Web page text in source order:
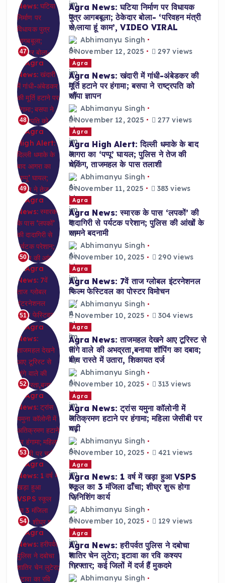
47
Agra News: घटिया निर्माण पर विधायक
पुत्र आगबबूला; ठेकेदार बोला- ‘परिवहन मंत्री
से लाया हूं काम’, VIDEO VIRAL
Abhimanyu Singh
November 12, 2025
297 views
48
Agra
Agra News: खंदारी में गांधी-अंबेडकर की
मूर्ति हटाने पर हंगामा; बसपा ने राष्ट्रपति को
सौंपा ज्ञापन
Abhimanyu Singh
November 12, 2025
277 views
49
Agra
Agra High Alert: दिल्ली धमाके के बाद
आगरा का ‘पप्पू’ घायल; पुलिस ने तेज की
चेकिंग, ताजमहल के पास तलाशी
Abhimanyu Singh
November 11, 2025
383 views
50
Agra
Agra News: स्मारक के पास ‘लपकों’ की
दादागिरी से पर्यटक परेशान; पुलिस की आंखों के
सामने बदनामी
Abhimanyu Singh
November 10, 2025
290 views
51
Agra
Agra News: 7वें ताज ग्लोबल इंटरनेशनल
फिल्म फेस्टिवल का पोस्टर विमोचन
Abhimanyu Singh
November 10, 2025
304 views
52
Agra
Agra News: ताजमहल देखने आए टूरिस्ट से
तांगे वाले की अभद्रता,बनाया शॉपिंग का दबाव;
बीच रास्ते में उतारा, शिकायत दर्ज
Abhimanyu Singh
November 10, 2025
313 views
53
Agra
Agra News: ट्रांस यमुना कॉलोनी में
अतिक्रमण हटाने पर हंगामा; महिला जेसीबी पर
चढ़ी
Abhimanyu Singh
November 10, 2025
421 views
54
Agra
Agra News: 1 वर्ष में खड़ा हुआ VSPS
स्कूल का 3 मंजिला ढाँचा; शीघ्र शुरू होगा
फिनिशिंग कार्य
Abhimanyu Singh
November 10, 2025
129 views
Agra
Agra News: हरीपर्वत पुलिस ने दबोचा
शातिर चेन लुटेरा; इटावा का रवि कश्यप
गिरफ्तार; कई जिलों में दर्ज हैं मुकदमे
Abhimanyu Singh